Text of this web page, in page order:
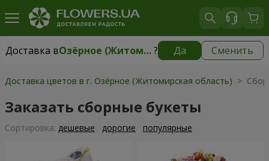
Доставка в Озёрное (Житомирская область)? Да Сменить
Доставка в |бесплатно
Доставка цветов в г. Озёрное (Житомирская область) >
Заказать сборные букеты
Cортировка: дешевые дорогие популярные